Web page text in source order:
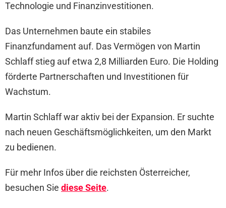
Technologie und Finanzinvestitionen.
Das Unternehmen baute ein stabiles
Finanzfundament auf. Das Vermögen von Martin
Schlaff stieg auf etwa 2,8 Milliarden Euro. Die Holding
förderte Partnerschaften und Investitionen für
Wachstum.
Martin Schlaff war aktiv bei der Expansion. Er suchte
nach neuen Geschäftsmöglichkeiten, um den Markt
zu bedienen.
Für mehr Infos über die reichsten Österreicher,
besuchen Sie diese Seite.